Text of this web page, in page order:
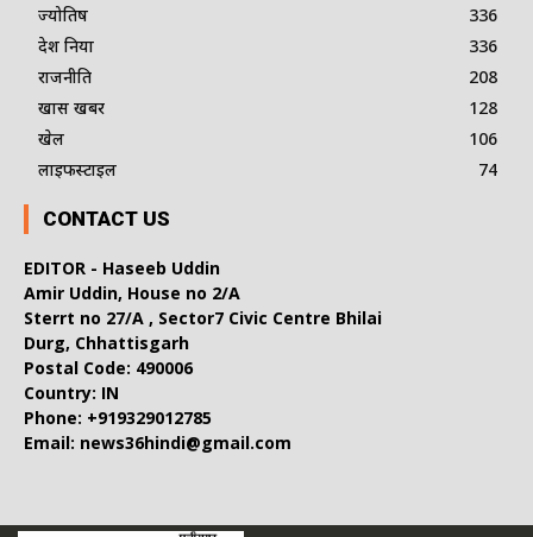
ज्योतिष
336
देश दुनिया
336
राजनीति
208
खास खबर
128
खेल
106
लाइफस्टाइल
74
CONTACT US
EDITOR - Haseeb Uddin
Amir Uddin, House no 2/A
Sterrt no 27/A , Sector7 Civic Centre Bhilai
Durg, Chhattisgarh
Postal Code: 490006
Country: IN
Phone: +919329012785
Email: news36hindi@gmail.com